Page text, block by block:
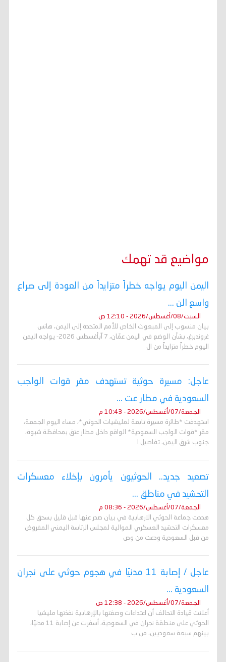
مواضيع قد تهمك
اليمن اليوم يواجه خطراً متزايداً من العودة إلى صراع
واسع الن ...
السبت/08/أغسطس/2026 - 12:10 ص
بيان منسوب إلى المبعوث الخاص للأمم المتحدة إلى اليمن، هانس
غروندبرغ، بشأن الوضع في اليمن عمّان، 7 آبأغسطس 2026- يواجه اليمن
اليوم خطراً متزايداً من ال
عاجل: مسيرة حوثية تستهدف مقر قوات الواجب
السعودية في مطار عت ...
الجمعة/07/أغسطس/2026 - 10:43 م
استهدفت *طائرة مسيرة تابعة لمليشيات الحوثي*، مساء اليوم الجمعة،
مقر *قوات الواجب السعودية* الواقع داخل مطار عتق بمحافظة شبوة،
جنوب شرق اليمن. تفاصيل ا
تصعيد جديد.. الحوثيون يأمرون بإخلاء معسكرات
التحشيد في مناطق ...
الجمعة/07/أغسطس/2026 - 08:36 م
هددت جماعة الحوثي الارهابية في بيان صدر عنها قبل قليل بسحق كل
معسكرات التحشيد العسكري الموالية لمجلس الرئاسة اليمني المفروض
من قبل السعودية ودعت من وص
عاجل / إصابة 11 مدنيًا في هجوم حوثي على نجران
السعودية ...
الجمعة/07/أغسطس/2026 - 12:38 ص
أعلنت قيادة التحالف أن اعتداءات وصفتها بالإرهابية نفذتها مليشيا
الحوثي على منطقة نجران في السعودية، أسفرت عن إصابة 11 مدنيًا،
بينهم سبعة سعوديين، من ب